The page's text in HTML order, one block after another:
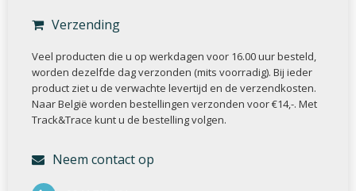
Verzending
Veel producten die u op werkdagen voor 16.00 uur besteld,
worden dezelfde dag verzonden (mits voorradig). Bij ieder
product ziet u de verwachte levertijd en de verzendkosten.
Naar België worden bestellingen verzonden voor €14,-. Met
Track&Trace kunt u de bestelling volgen.
Neem contact op